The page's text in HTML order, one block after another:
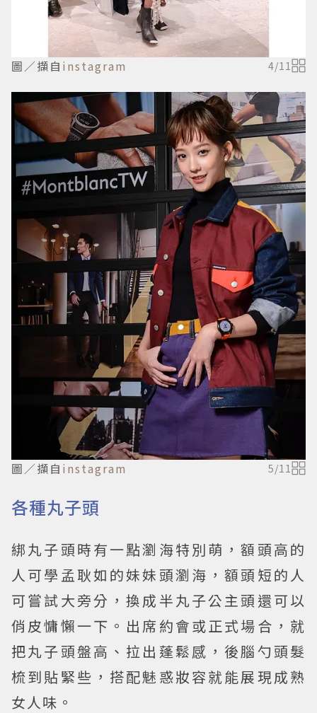
圖／擷自 instagram 4/11
圖／擷自 instagram 5/11
各種丸子頭
綁丸子頭時有一點瀏海特別萌，額頭高的
人可學孟耿如的妹妹頭瀏海，額頭短的人
可嘗試大旁分，換成半丸子公主頭還可以
俏皮慵懶一下。出席約會或正式場合，就
把丸子頭盤高、拉出蓬鬆感，後腦勺頭髮
梳到貼緊些，搭配魅惑妝容就能展現成熟
女人味。